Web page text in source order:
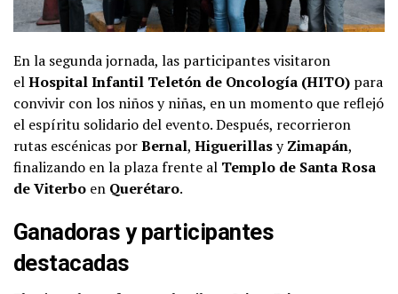
En la segunda jornada, las participantes visitaron
elHospital Infantil Teletón de Oncología (HITO) para
convivir con los niños y niñas, en un momento que reflejó
el espíritu solidario del evento. Después, recorrieron
rutas escénicas porBernal, HiguerillasyZimapán,
finalizando en la plaza frente al Templo de Santa Rosa
de Viterbo en Querétaro.
Ganadoras y participantes
destacadas